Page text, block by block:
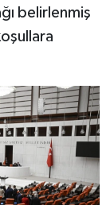
belirlenmiş